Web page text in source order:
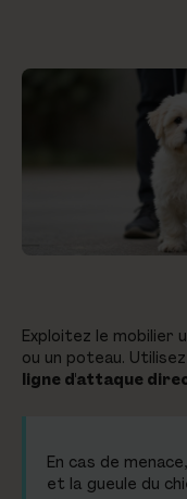
Exploitez le mobilier
ou un poteau.
ligne d'attaque
En cas de
et la gueule du